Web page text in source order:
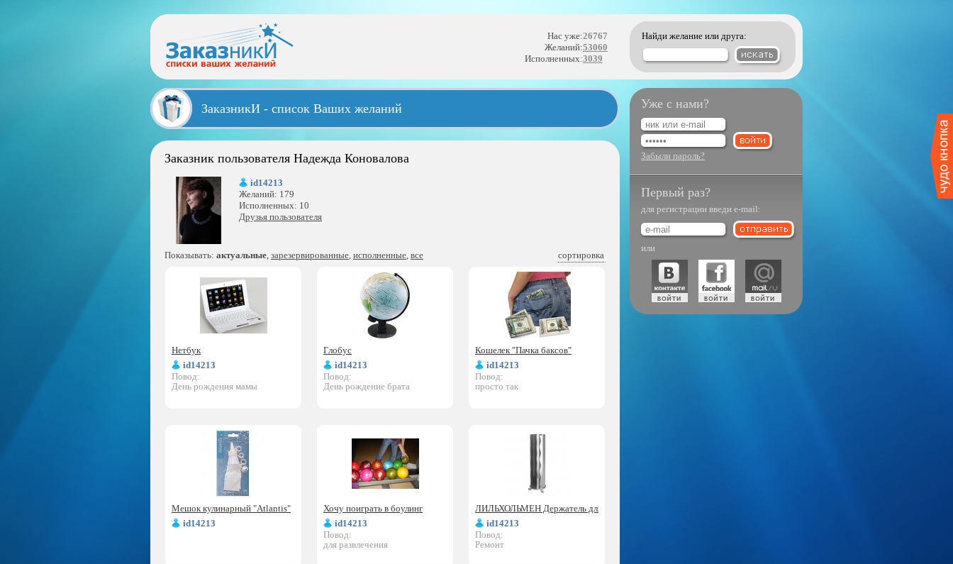
Найди желание или друга:
Нас уже:26767
Желаний:53060
Исполненных:3039
ЗаказникИ - список Ваших желаний
Заказник пользователя Надежда Коновалова
id14213
Желаний: 179
Исполненных: 10
Друзья пользователя
Показывать: актуальные, зарезервированные, исполненные, все сортировка
Нетбук
id14213
Повод:
День рождения мамы
Глобус
id14213
Повод:
День рождение брата
Кошелек "Пачка баксов"
id14213
Повод:
просто так
Мешок кулинарный "Atlantis"
id14213
Хочу поиграть в боулинг
id14213
Повод:
для развлечения
ЛИЛЬХОЛЬМЕН Держатель для ватных дисков
id14213
Повод:
Ремонт
Уже с нами?
Забыли пароль?
Первый раз?
для регистрации введи e-mail:
или